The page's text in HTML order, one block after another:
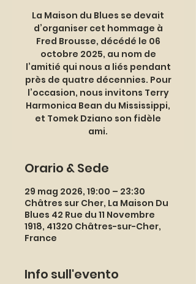
La Maison du Blues se devait
d’organiser cet hommage à
Fred Brousse, décédé le 06
octobre 2025, au nom de
l’amitié qui nous a liés pendant
près de quatre décennies. Pour
l’occasion, nous invitons Terry
Harmonica Bean du Mississippi,
et Tomek Dziano son fidèle
ami.
Orario & Sede
29 mag 2026, 19:00 – 23:30
Châtres sur Cher, La Maison Du
Blues 42 Rue du 11 Novembre
1918, 41320 Châtres-sur-Cher,
France
Info sull'evento